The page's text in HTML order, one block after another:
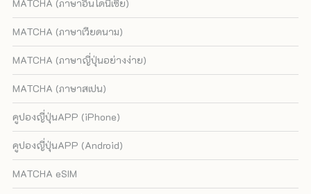
MATCHA (ภาษาอินโดนีเซีย)
MATCHA (ภาษาเวียดนาม)
MATCHA (ภาษาญี่ปุ่นอย่างง่าย)
MATCHA (ภาษาสเปน)
คูปองญี่ปุ่นAPP (iPhone)
คูปองญี่ปุ่นAPP (Android)
MATCHA eSIM